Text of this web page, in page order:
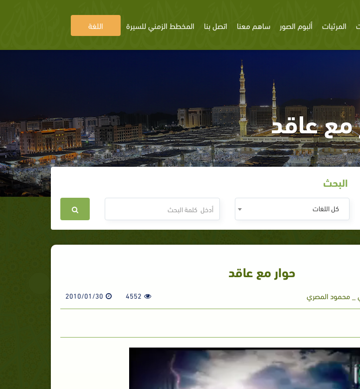
المرئيات ألبوم الصور ساهم معنا اتصل بنا المخطط الزمني للسيرة اللغة
مع عاقد
البحث
كل اللغات
حوار مع عاقد
_ محمود المصري 4552
2010/01/30